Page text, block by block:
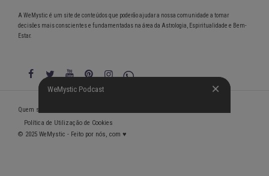
WeMystic Podcast
A WeMystic é um site de conteúdos que poderão ajudar a nossa comunidade a tomar
decisões mais conscientes e fundamentadas na área da Astrologia, Espiritualidade e Bem-
Estar.
WeMystic Podcast
Quem somos
Política de Utilização de Cookies
© 2025 WeMystic - Feito por nós, com ♥